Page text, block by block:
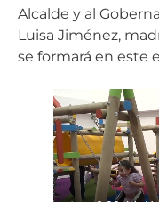
Alcalde y al
Luisa Jiménez,
se formará en este